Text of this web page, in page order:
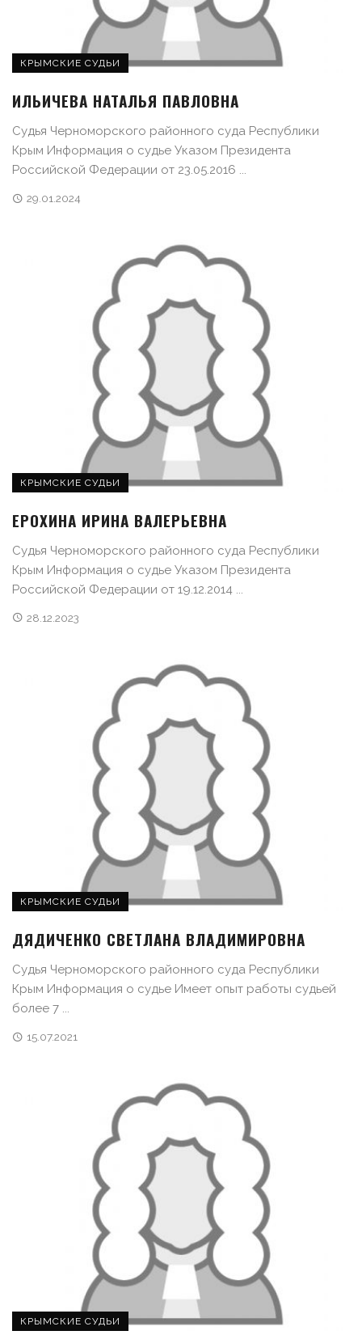
КРЫМСКИЕ СУДЬИ
ИЛЬИЧЕВА НАТАЛЬЯ ПАВЛОВНА
Судья Черноморского районного суда Республики
Крым Информация о судье Указом Президента
Российской Федерации от 23.05.2016 ...
29.01.2024
КРЫМСКИЕ СУДЬИ
ЕРОХИНА ИРИНА ВАЛЕРЬЕВНА
Судья Черноморского районного суда Республики
Крым Информация о судье Указом Президента
Российской Федерации от 19.12.2014 ...
28.12.2023
КРЫМСКИЕ СУДЬИ
ДЯДИЧЕНКО СВЕТЛАНА ВЛАДИМИРОВНА
Судья Черноморского районного суда Республики
Крым Информация о судье Имеет опыт работы судьей
более 7 ...
15.07.2021
КРЫМСКИЕ СУДЬИ